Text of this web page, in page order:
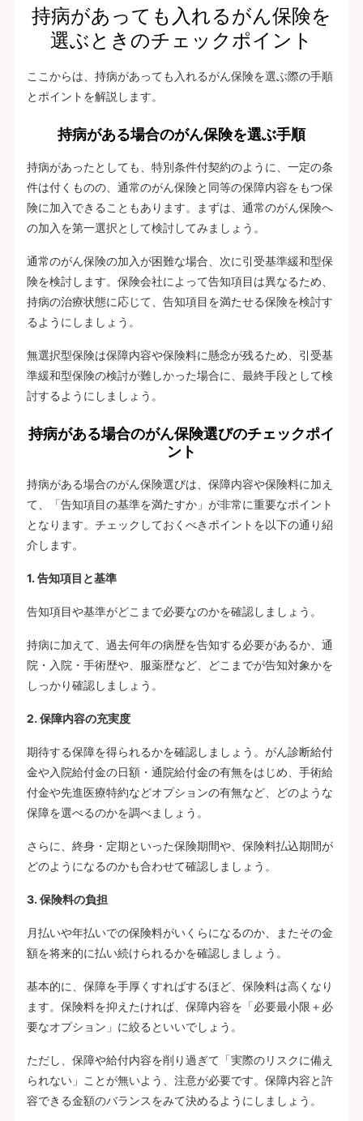
持病があっても入れるがん保険を
選ぶときのチェックポイント
ここからは、持病があっても入れるがん保険を選ぶ際の手順
とポイントを解説します。
持病がある場合のがん保険を選ぶ手順
持病があったとしても、特別条件付契約のように、一定の条
件は付くものの、通常のがん保険と同等の保障内容をもつ保
険に加入できることもあります。まずは、通常のがん保険へ
の加入を第一選択として検討してみましょう。
通常のがん保険の加入が困難な場合、次に引受基準緩和型保
険を検討します。保険会社によって告知項目は異なるため、
持病の治療状態に応じて、告知項目を満たせる保険を検討す
るようにしましょう。
無選択型保険は保障内容や保険料に懸念が残るため、引受基
準緩和型保険の検討が難しかった場合に、最終手段として検
討するようにしましょう。
持病がある場合のがん保険選びのチェックポイ
ント
持病がある場合のがん保険選びは、保障内容や保険料に加え
て、「告知項目の基準を満たすか」が非常に重要なポイント
となります。チェックしておくべきポイントを以下の通り紹
介します。
1. 告知項目と基準
告知項目や基準がどこまで必要なのかを確認しましょう。
持病に加えて、過去何年の病歴を告知する必要があるか、通
院・入院・手術歴や、服薬歴など、どこまでが告知対象かを
しっかり確認しましょう。
2. 保障内容の充実度
期待する保障を得られるかを確認しましょう。がん診断給付
金や入院給付金の日額・通院給付金の有無をはじめ、手術給
付金や先進医療特約などオプションの有無など、どのような
保障を選べるのかを調べましょう。
さらに、終身・定期といった保険期間や、保険料払込期間が
どのようになるのかも合わせて確認しましょう。
3. 保険料の負担
月払いや年払いでの保険料がいくらになるのか、またその金
額を将来的に払い続けられるかを確認しましょう。
基本的に、保障を手厚くすればするほど、保険料は高くなり
ます。保険料を抑えたければ、保障内容を「必要最小限＋必
要なオプション」に絞るといいでしょう。
ただし、保障や給付内容を削り過ぎて「実際のリスクに備え
られない」ことが無いよう、注意が必要です。保障内容と許
容できる金額のバランスをみて決めるようにしましょう。